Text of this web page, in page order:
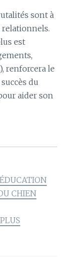
sont à
est
renforcera le
du
aider son
CHIEN